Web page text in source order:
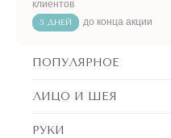
клиентов
5 ДНЕЙ до конца акции
ПОПУЛЯРНОЕ
ЛИЦО И ШЕЯ
РУКИ